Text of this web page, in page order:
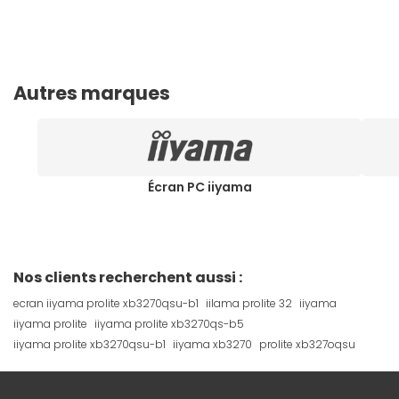
Autres marques
Écran PC iiyama
Nos clients recherchent aussi :
ecran iiyama prolite xb3270qsu-b1 iilama prolite 32 iiyama
iiyama prolite iiyama prolite xb3270qs-b5
iiyama prolite xb3270qsu-b1 iiyama xb3270 prolite xb327oqsu